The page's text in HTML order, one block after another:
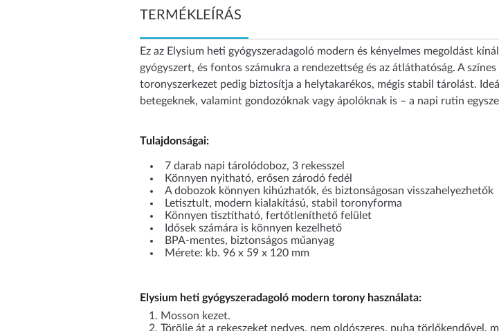
TERMÉKLEÍRÁS
Ez az Elysium heti gyógyszeradagoló modern és kényelmes megoldást
gyógyszert, és fontos számukra a rendezettség és az átláthatóság. A
toronyszerkezet pedig biztosítja a helytakarékos, mégis stabil tárolást.
betegeknek, valamint gondozóknak vagy ápolóknak is – a napi rutin
Tulajdonságai:
7 darab napi tárolódoboz, 3 rekesszel
Könnyen nyitható, erősen zárodó fedél
A dobozok könnyen kihúzhatók, és biztonságosan visszahelyezhetők
Letisztult, modern kialakítású, stabil toronyforma
Könnyen tisztítható, fertőtleníthető felület
Idősek számára is könnyen kezelhető
BPA-mentes, biztonságos műanyag
Mérete: kb. 96 x 59 x 120 mm
Elysium heti gyógyszeradagoló modern torony használata:
Mosson kezet.
Törölje át a rekeszeket nedves, nem oldószeres, puha törlőkendővel,